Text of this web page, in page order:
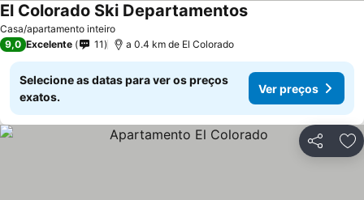
Casa/apartamento inteiro
El Colorado Ski DepartamentosVer preços
9,0 Excelente 11 a 0.4 km de El Colorado
Selecione as datas para ver os preços
exatos.
Ver preços
Partilhar